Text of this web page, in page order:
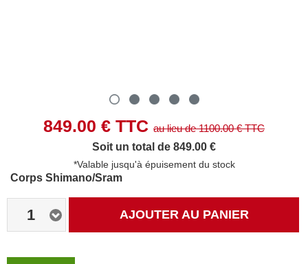
849.00 € TTC au lieu de1100.00€ TTC
Soit un total de 849.00 €
*Valable jusqu'à épuisement du stock
Corps Shimano/Sram
1 AJOUTER AU PANIER